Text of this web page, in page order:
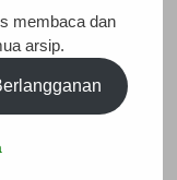
membaca dan
arsip.